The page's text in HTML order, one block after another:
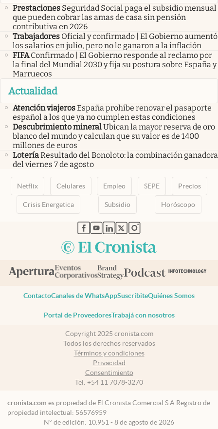
Prestaciones Seguridad Social paga el subsidio mensual
que pueden cobrar las amas de casa sin pensión
contributiva en 2026
Trabajadores Oficial y confirmado | El Gobierno aumentó
los salarios en julio, pero no le ganaron a la inflación
FIFA Confirmado | El Gobierno responde al reclamo por
la final del Mundial 2030 y fija su postura sobre España y
Marruecos
Actualidad
Atención viajerosEspaña prohíbe renovar el pasaporte
español a los que ya no cumplen estas condiciones
Descubrimiento mineralUbican la mayor reserva de oro
blanco del mundo y calculan que su valor es de 1400
millones de euros
LoteríaResultado del Bonoloto: la combinación ganadora
del viernes 7 de agosto
Netflix Celulares Empleo SEPE Precios
Crisis Energetica Subsidio Horóscopo
abre en nueva pestaña
abre en nueva pestaña
abre en nueva pestaña
abre en nueva pestaña
abre en nueva pestaña
ContactoCanales de WhatsAppSuscribiteQuiénes Somos
Portal de ProveedoresTrabajá con nosotros
Copyright 2025 cronista.com
Todos los derechos reservados
Términos y condiciones
Privacidad
Consentimiento
Tel: +54 11 7078-3270
cronista.com es propiedad de El Cronista Comercial S.A Registro de
propiedad intelectual: 56576959
N° de edición: 10.951 - 8 de agosto de 2026